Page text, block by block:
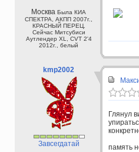
Москва Была КИА
СПЕКТРА, АКПП 2007г.,
КРАСНЫЙ ПЕРЕЦ.
Сейчас Митсубиси
Аутлендер XL, CVT 2'4
2012г., белый
kmp2002
Завсегдатай
Глянул
память